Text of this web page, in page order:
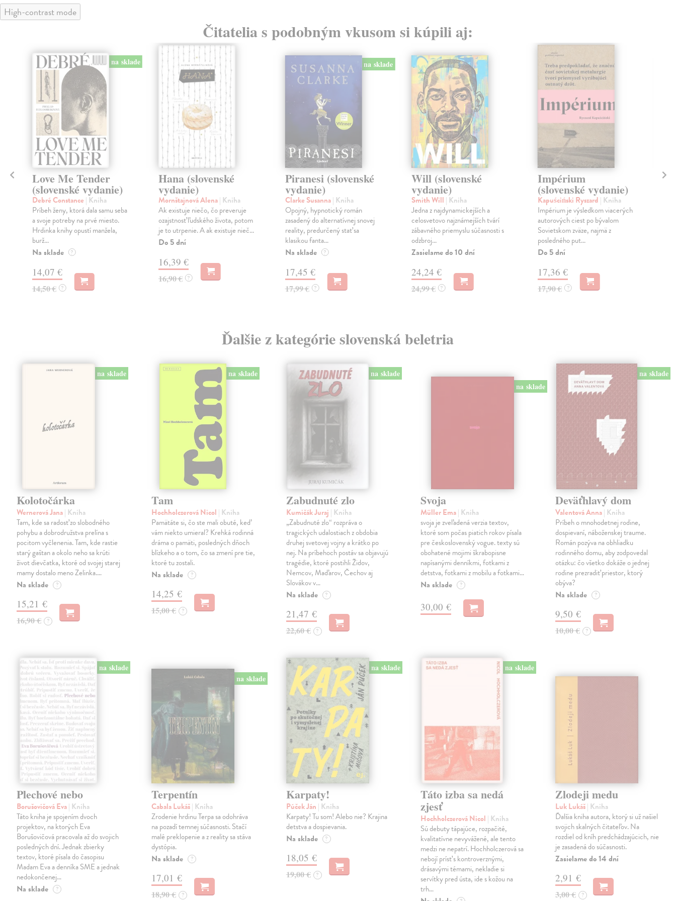
High-contrast mode
Čitatelia s podobným vkusom si kúpili aj:
na sklade
Love Me Tender
(slovenské vydanie)
Debré Constance | Kniha
Príbeh ženy, ktorá dala samu seba
a svoje potreby na prvé miesto.
Hrdinka knihy opustí manžela,
burž...
Na sklade ?
14,07 €
14,50 € ?
Hana (slovenské
vydanie)
Mornštajnová Alena| Kniha
Ak existuje niečo, čo preveruje
ozajstnosť ľudského života, potom
je to utrpenie. A ak existuje nieč...
Do 5 dní
16,39 €
16,90 € ?
na sklade
Piranesi (slovenské
vydanie)
Clarke Susanna| Kniha
Opojný, hypnotický román
zasadený do alternatívnej snovej
reality, predurčený stať sa
klasikou fanta...
Na sklade ?
17,45 €
17,99 € ?
Will (slovenské
vydanie)
Smith Will | Kniha
Jedna z najdynamickejších a
celosvetovo najznámejších tvárí
zábavného priemyslu súčasnosti s
odzbroj...
Zasielame do 10 dní
24,24 €
24,99 € ?
Impérium
(slovenské vydanie)
Kapuściński Ryszard | Kniha
Impérium je výsledkom viacerých
autorových ciest po bývalom
Sovietskom zväze, najmä z
posledného put...
Do 5 dní
17,36 €
17,90 € ?
Ďalšie z kategórie slovenská beletria
na sklade
Kolotočárka
Wernerová Jana| Kniha
Tam, kde sa radosť zo slobodného
pohybu a dobrodružstva prelína s
pocitom vyčlenenia. Tam, kde rastie
starý gaštan a okolo neho sa krúti
život dievčatka, ktoré od svojej starej
mamy dostalo meno Zelinka.…
Na sklade ?
15,21 €
16,90 € ?
na sklade
Tam
Hochholczerová Nicol | Kniha
Pamätáte si, čo ste mali obuté, keď
vám niekto umieral? Krehká rodinná
dráma o pamäti, posledných dňoch
blízkeho a o tom, čo sa zmení pre tie,
ktoré tu zostali.
Na sklade ?
14,25 €
15,00 € ?
na sklade
Zabudnuté zlo
Kumičák Juraj | Kniha
„Zabudnuté zlo“ rozpráva o
tragických udalostiach z obdobia
druhej svetovej vojny a krátko po
nej. Na príbehoch postáv sa objavujú
tragédie, ktoré postihli Židov,
Nemcov, Maďarov, Čechov aj
Slovákov v…
Na sklade ?
21,47 €
22,60 € ?
na sklade
Svoja
Müller Ema| Kniha
svoja je zveľadená verzia textov,
ktoré som počas piatich rokov písala
pre československý vogue. texty sú
obohatené mojimi škrabopisne
napísanými denníkmi, fotkami z
detstva, fotkami z mobilu a fotkami…
Na sklade ?
30,00 €
na sklade
Deväťhlavý dom
Valentová Anna| Kniha
Príbeh o mnohodetnej rodine,
dospievaní, náboženskej traume.
Román pozýva na obhliadku
rodinného domu, aby zodpovedal
otázku: čo všetko dokáže o jednej
rodine prezradiť priestor, ktorý
obýva?
Na sklade ?
9,50 €
10,00 € ?
na sklade
Plechové nebo
Borušovičová Eva| Kniha
Táto kniha je spojením dvoch
projektov, na ktorých Eva
Borušovičová pracovala až do svojich
posledných dní. Jednak zbierky
textov, ktoré písala do časopisu
Madam Eva a denníka SME a jednak
nedokončenej…
Na sklade ?
na sklade
Terpentín
Cabala Lukáš| Kniha
Zrodenie hrdinu Terpa sa odohráva
na pozadí temnej súčasnosti. Stačí
malé preklopenie a z reality sa stáva
dystópia.
Na sklade ?
17,01 €
18,90 € ?
na sklade
Karpaty!
Púček Ján | Kniha
Karpaty! Tu som! Alebo nie? Krajina
detstva a dospievania.
Na sklade ?
18,05 €
19,00 € ?
na sklade
Táto izba sa nedá
zjesť
Hochholczerová Nicol | Kniha
Sú debuty tápajúce, rozpačité,
kvalitatívne nevyvážené, ale tento
medzi ne nepatrí. Hochholczerová sa
nebojí prísť s kontroverznými,
drásavými témami, nekladie si
servítky pred ústa, ide s kožou na
trh…
Zlodeji medu
Luk Lukáš| Kniha
Ďalšia kniha autora, ktorý si už našiel
svojich skalných čitateľov. Na
rozdiel od kníh predchádzajúcich, nie
je zasadená do súčasnosti.
Zasielame do 14 dní
2,91 €
3,00 € ?